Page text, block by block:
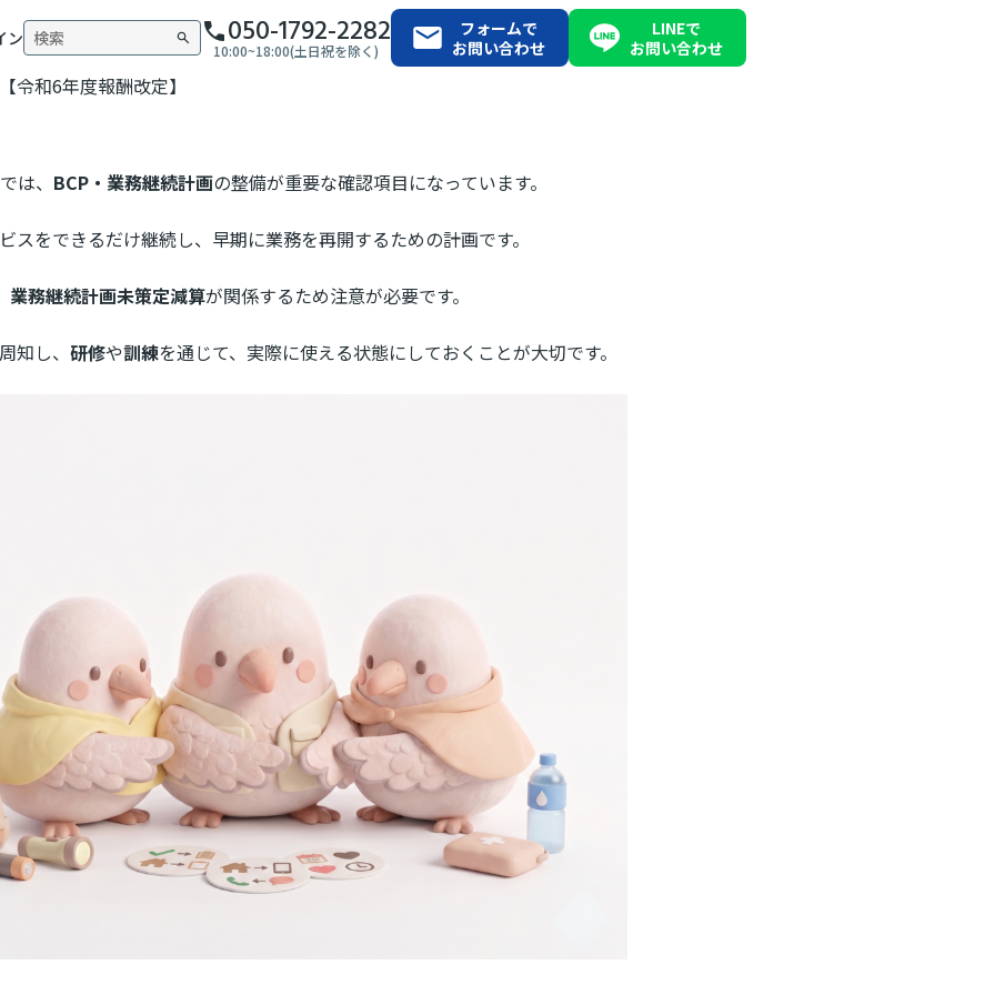
ン 050-1792-2282
10:00~18:00(土日祝を除く)
フォームで
お問い合わせ
LINEで
お問い合わせ
令和6年度報酬改定】
は、 BCP・業務継続計画の整備が重要な確認項目になっています。
をできるだけ継続し、早期に業務を再開するための計画です。
業務継続計画未策定減算が関係するため注意が必要です。
知し、 研修や訓練を通じて、実際に使える状態にしておくことが大切です。